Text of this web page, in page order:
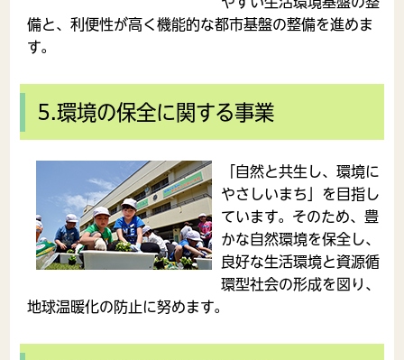
備と、利便性が高く機能的な都市基盤の整備を進めま
す。
5.環境の保全に関する事業
「自然と共生し、環境に
やさしいまち」を目指し
ています。そのため、豊
かな自然環境を保全し、
良好な生活環境と資源循
環型社会の形成を図り、
地球温暖化の防止に努めます。